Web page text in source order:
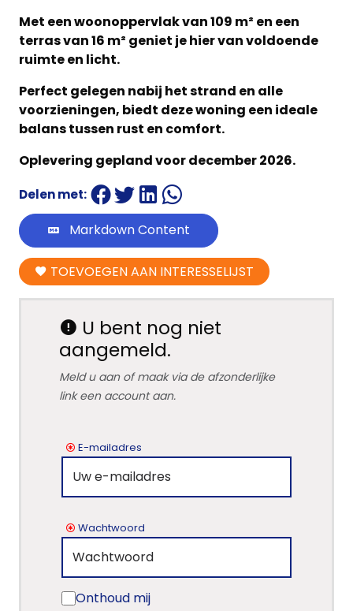
Met een woonoppervlak van 109 m² en een
terras van 16 m² geniet je hier van voldoende
ruimte en licht.
Perfect gelegen nabij het strand en alle
voorzieningen, biedt deze woning een ideale
balans tussen rust en comfort.
Oplevering gepland voor december 2026.
Delen met:
Markdown Content
TOEVOEGEN AAN INTERESSELIJST
U bent nog niet
aangemeld.
Meld u aan of maak via de afzonderlijke
link een account aan.
E-mailadres
Wachtwoord
Onthoud mij